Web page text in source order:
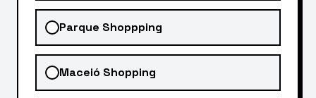
Parque Shoppping
Maceió Shopping